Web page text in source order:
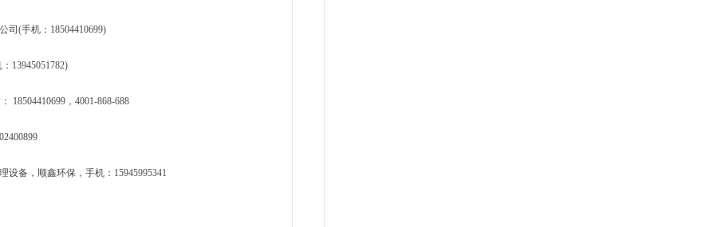
司(手机：18504410699)
13945051782)
18504410699，4001-868-688
设备，顺鑫环保，手机：15945995341